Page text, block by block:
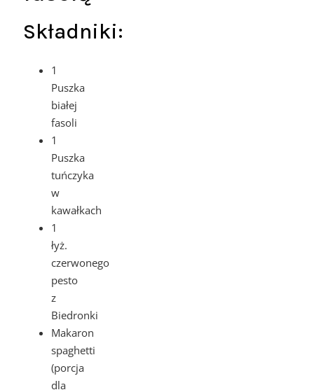
Składniki:
1
Puszka
białej
fasoli
1
Puszka
tuńczyka
w
kawałkach
1
łyż.
czerwonego
pesto
z
Biedronki
Makaron
spaghetti
(porcja
dla